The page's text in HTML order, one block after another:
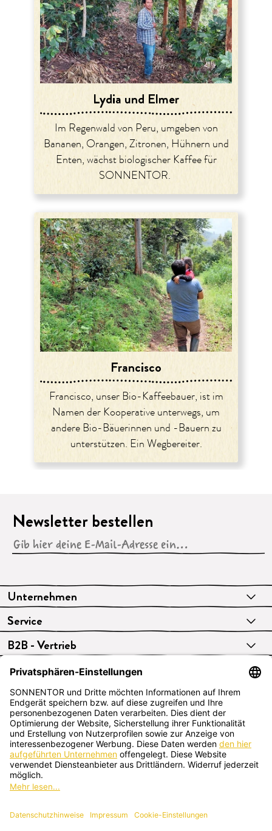
Lydia und Elmer
Im Regenwald von Peru, umgeben von
Bananen, Orangen, Zitronen, Hühnern und
Enten, wächst biologischer Kaffee für
SONNENTOR.
Francisco
Francisco, unser Bio-Kaffeebauer, ist im
Namen der Kooperative unterwegs, um
andere Bio-Bäuerinnen und -Bauern zu
unterstützen. Ein Wegbereiter.
Unternehmen
Service
B2B - Vertrieb
Newsletter bestellen
Deutsch
SONNENTOR Kräuterhandels GMBH
Sprögnitz 10, 3913 Sprögnitz, Österreich